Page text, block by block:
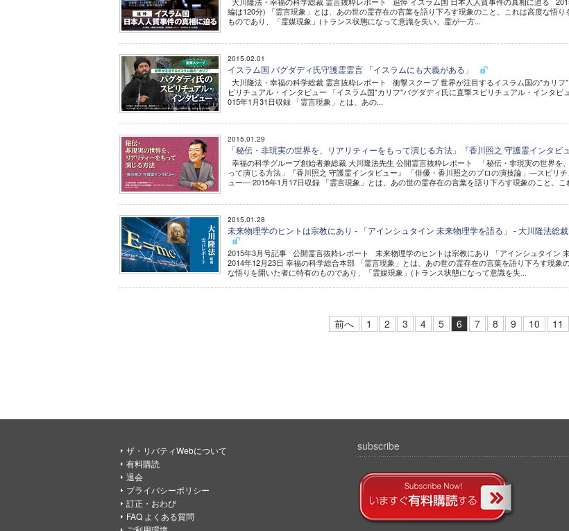
編は120分) 「霊言現象」とは、あの世の霊存在の言葉を語り下ろす現象のこと。これは高度な悟り
ものであり、「霊媒現象」(トランス状態になって意識を失い、霊が一方...
2015.02.01
イスラム国 バグダディ氏守護霊霊言 「イスラムにも大義がある」
大川隆法・幸福の科学総裁 霊言抜粋レポート 衝撃スクープ 世界が注目するイスラム国の"カリフ
ピリチュアル・インタビュー 「イスラム国"カリフ"バグダディ氏に直撃スピリチュアル・インタビ
015年1月31日収録 「霊言現象」とは、あの...
2015.01.29
「秘伝・非現実の世界を、リアリティーをもって演じる方法」『香川照之 守護霊インタビ
幸福の科学グループ創始者兼総裁 大川隆法先生 公開霊言抜粋レポート 「秘伝・非現実の世界を
って演じる方法」『香川照之 守護霊インタビュー』 「俳優・香川照之のプロの演技論」―スピリ
ュー― 2015年1月17日収録 「霊言現象」とは、あの世の霊存在の言葉を語り下ろす現象のこと。こ
2015.01.28
未来物理学のヒントは宗教にあり - 「アインシュタイン 未来物理学を語る」 - 大川隆法総
2015年3月号記事 公開霊言抜粋レポート 未来物理学のヒントは宗教にあり 「アインシュタイン 未
2014年12月23日 幸福の科学総合本部 「霊言現象」とは、あの世の霊存在の言葉を語り下ろす現象
な悟りを開いた者に特有のものであり、「霊媒現象」(トランス状態になって意識を失...
前へ 1 2 3 4 5 6 7 8 9 10 11
ザ・リバティWebについて
有料購読
退会
プライバシーポリシー
訂正・おわび
FAQ よくある質問
subscribe